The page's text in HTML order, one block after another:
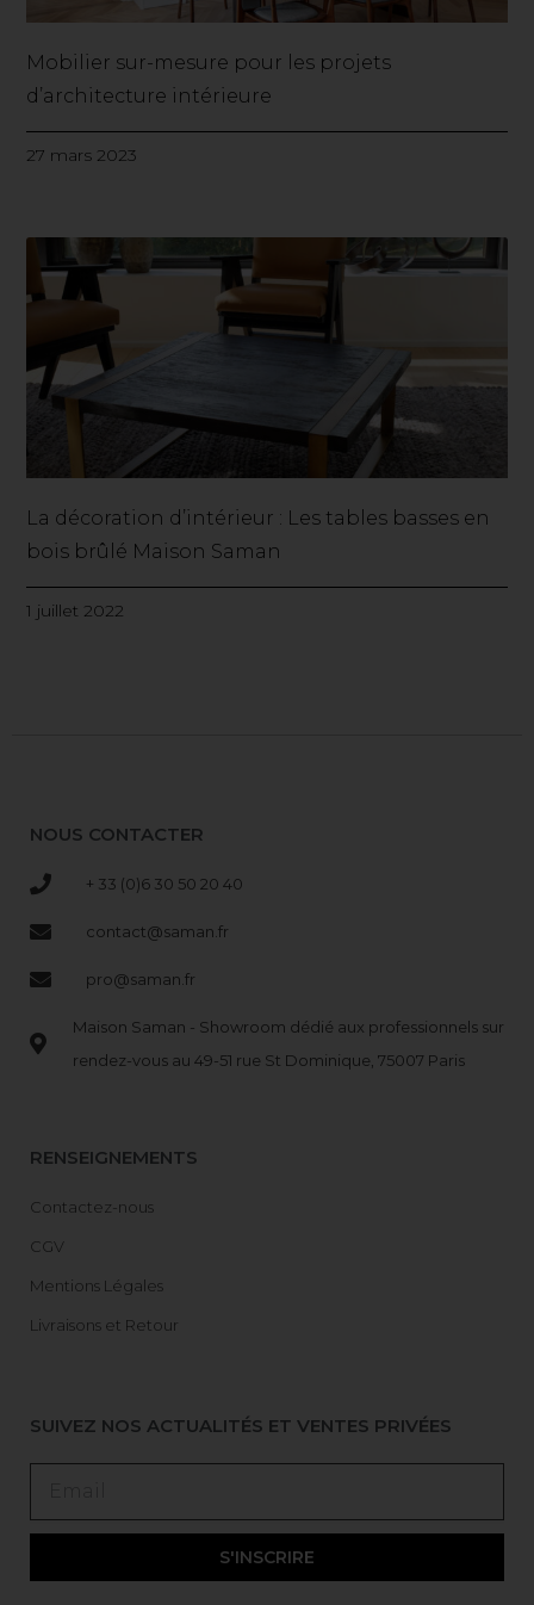
Mobilier sur-mesure pour les projets
d’architecture intérieure
27 mars 2023
La décoration d’intérieur : Les tables basses en
bois brûlé Maison Saman
1 juillet 2022
NOUS CONTACTER
+ 33 (0)6 30 50 20 40
contact@saman.fr
pro@saman.fr
Maison Saman - Showroom dédié aux professionnels sur
rendez-vous au 49-51 rue St Dominique, 75007 Paris
RENSEIGNEMENTS
Contactez-nous
CGV
Mentions Légales
Livraisons et Retour
SUIVEZ NOS ACTUALITÉS ET VENTES PRIVÉES
S'INSCRIRE